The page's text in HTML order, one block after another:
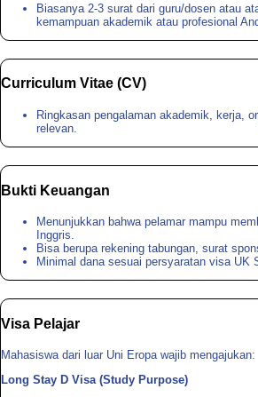
Biasanya 2-3 surat dari guru/dosen atau
kemampuan akademik atau profesional
Curriculum Vitae (CV)
Ringkasan pengalaman akademik, kerja,
relevan.
Bukti Keuangan
Menunjukkan bahwa pelamar mampu
Inggris.
Bisa berupa rekening tabungan, surat
Minimal dana sesuai persyaratan visa UK
Visa Pelajar
Mahasiswa dari luar Uni Eropa wajib mengajukan:
Long Stay D Visa (Study Purpose)